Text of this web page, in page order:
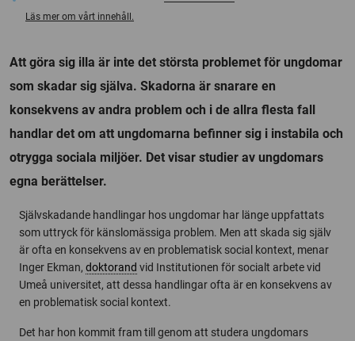
Läs mer om vårt innehåll.
Att göra sig illa är inte det största problemet för ungdomar
som skadar sig själva. Skadorna är snarare en
konsekvens av andra problem och i de allra flesta fall
handlar det om att ungdomarna befinner sig i instabila och
otrygga sociala miljöer. Det visar studier av ungdomars
egna berättelser.
Självskadande handlingar hos ungdomar har länge uppfattats
som uttryck för känslomässiga problem. Men att skada sig själv
är ofta en konsekvens av en problematisk social kontext, menar
Inger Ekman, doktorand vid Institutionen för socialt arbete vid
Umeå universitet, att dessa handlingar ofta är en konsekvens av
en problematisk social kontext.
Det har hon kommit fram till genom att studera ungdomars